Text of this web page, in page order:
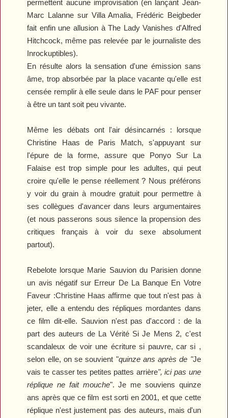
permettent aucune improvisation (en lançant Jean-
Marc Lalanne sur Villa Amalia, Frédéric Beigbeder
fait enfin une allusion àThe Lady Vanishes d'Alfred
Hitchcock, même pas relevée par le journaliste des
Inrockuptibles).
En résulte alors la sensation d'une émission sans
âme, trop absorbée par la place vacante qu'elle est
censée remplir à elle seule dans le PAF pour penser
à être un tant soit peu vivante.
Même les débats ont l'air désincarnés : lorsque
Christine Haas de Paris Match, s'appuyant sur
l'épure de la forme, assure que Ponyo Sur La
Falaise est trop simple pour les adultes, qui peut
croire qu'elle le pense réellement ? Nous préférons
y voir du grain à moudre gratuit pour permettre à
ses collègues d'avancer dans leurs argumentaires
(et nous passerons sous silence la propension des
critiques français à voir du sexe absolument
partout).
Rebelote lorsque Marie Sauvion du Parisiendonne
un avis négatif sur Erreur De La Banque En Votre
Faveur :Christine Haas affirme que tout n'est pas à
jeter, elle a entendu des répliques mordantes dans
ce film dit-elle. Sauvion n'est pas d'accord : de la
part des auteurs de La Vérité Si Je Mens 2, c'est
scandaleux de voir une écriture si pauvre, car si ,
selon elle, on se souvient "quinze ans après de "Je
vais te casser tes petites pattes arrière", ici pas une
réplique ne fait mouche". Je me souviens quinze
ans après que ce film est sorti en 2001, et que cette
réplique n'est justement pas des auteurs, mais d'un